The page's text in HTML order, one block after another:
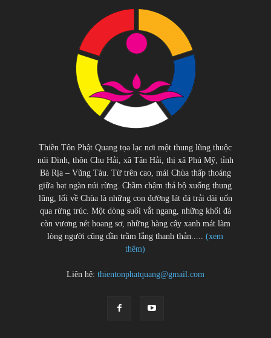
Thiền Tôn Phật Quang tọa lạc nơi một thung lũng thuộc
núi Dinh, thôn Chu Hải, xã Tân Hải, thị xã Phú Mỹ, tỉnh
Bà Rịa – Vũng Tàu. Từ trên cao, mái Chùa thấp thoáng
giữa bạt ngàn núi rừng. Chầm chậm thả bộ xuống thung
lũng, lối về Chùa là những con đường lát đá trải dài uốn
qua rừng trúc. Một dòng suối vắt ngang, những khối đá
còn vương nét hoang sơ, những hàng cây xanh mát làm
lòng người cũng dần trầm lắng thanh thản.....(xem
thêm)
Liên hệ: thientonphatquang@gmail.com